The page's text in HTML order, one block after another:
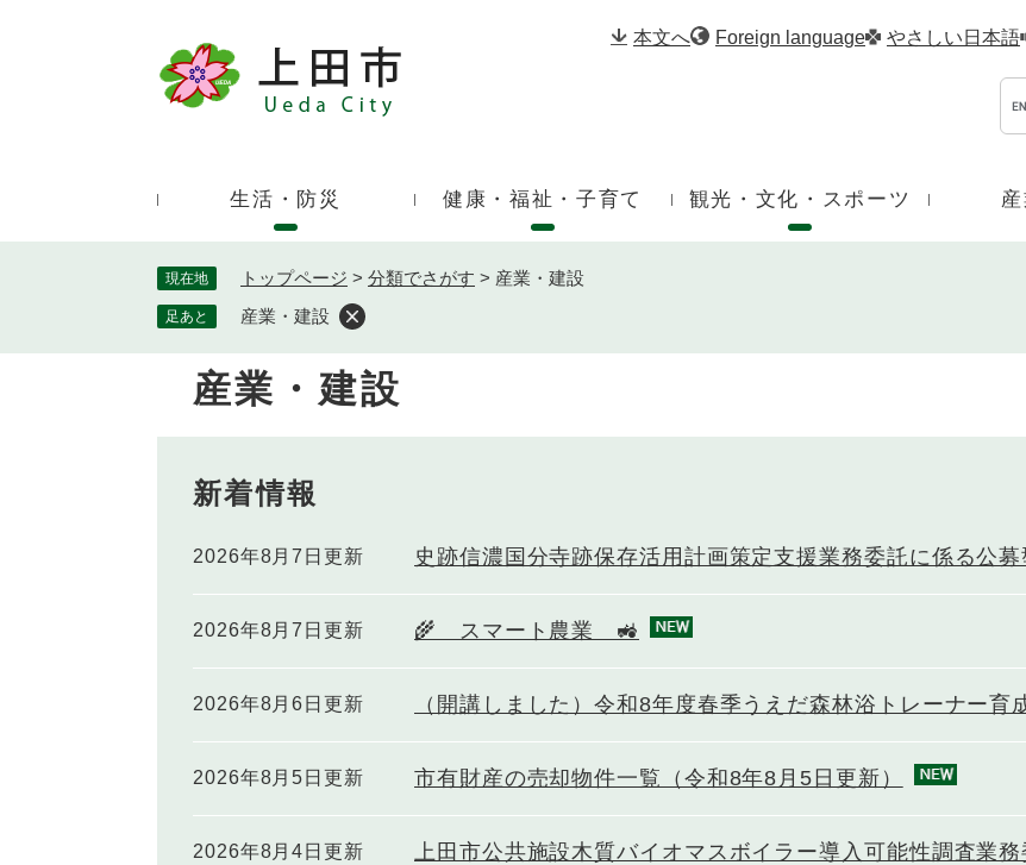
。
本文へ Foreign language やさしい日本語
ド
生活・防災 健康・福祉・子育て 観光・文化・スポーツ
現在地 トップページ > 分類でさがす > 産業・建設
足あと 産業・建設
文
産業・建設
新着情報
2026年8月7日更新 史跡信濃国分寺跡保存活用計画策定支援業務委託に係る公
2026年8月7日更新 🌾 スマート農業 🚜
2026年8月6日更新 （開講しました）令和8年度春季うえだ森林浴トレーナー育
2026年8月5日更新 市有財産の売却物件一覧（令和8年8月5日更新）
2026年8月4日更新 上田市公共施設木質バイオマスボイラー導入可能性調査業